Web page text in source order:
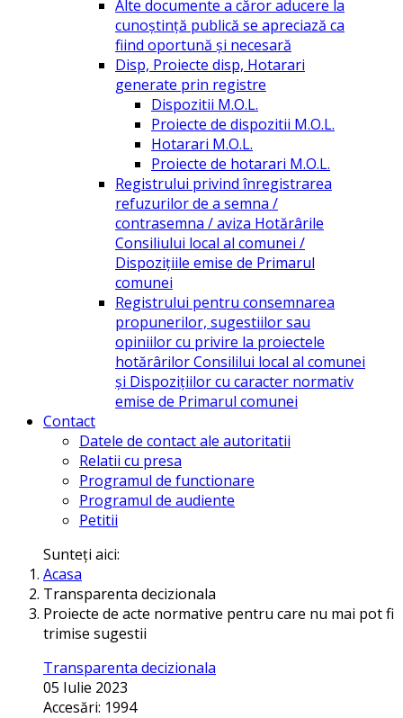
Alte documente a căror aducere la
cunoștință publică se apreciază ca
fiind oportună și necesară
Disp, Proiecte disp, Hotarari
generate prin registre
Dispozitii M.O.L.
Proiecte de dispozitii M.O.L.
Hotarari M.O.L.
Proiecte de hotarari M.O.L.
Registrului privind înregistrarea
refuzurilor de a semna /
contrasemna / aviza Hotărârile
Consiliului local al comunei /
Dispozițiile emise de Primarul
comunei
Registrului pentru consemnarea
propunerilor, sugestiilor sau
opiniilor cu privire la proiectele
hotărârilor Consililui local al comunei
și Dispozițiilor cu caracter normativ
emise de Primarul comunei
Contact
Datele de contact ale autoritatii
Relatii cu presa
Programul de functionare
Programul de audiente
Petitii
Sunteți aici:
Acasa
Transparenta decizionala
Proiecte de acte normative pentru care nu mai pot fi
trimise sugestii
Transparenta decizionala
05 Iulie 2023
Accesări: 1994